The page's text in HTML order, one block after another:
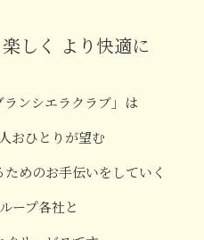
しく より快適に
ンシエラクラブ」は
おひとりが望む
めのお手伝いをしていく
ープ各社と